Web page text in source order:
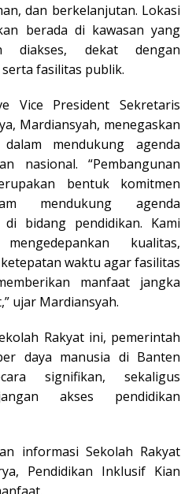
dan berkelanjutan. Lokasi
berada di kawasan yang
diakses, dekat dengan
fasilitas publik.
Vice President Sekretaris
Mardiansyah, menegaskan
mendukung agenda
nasional. “Pembangunan
bentuk komitmen
mendukung agenda
bidang pendidikan. Kami
kualitas,
waktu agar fasilitas
manfaat jangka
ujar Mardiansyah.
Rakyat ini, pemerintah
daya manusia di Banten
signifikan, sekaligus
akses pendidikan
informasi Sekolah Rakyat
Pendidikan Inklusif Kian